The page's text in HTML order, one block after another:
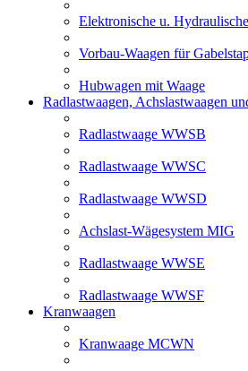
Elektronische u.
Vorbau-Waagen für
Hubwagen mit Waage
Radlastwaagen, Achslastwaagen
Radlastwaage WWSB
Radlastwaage WWSC
Radlastwaage WWSD
Achslast-Wägesystem MIG
Radlastwaage WWSE
Radlastwaage WWSF
Kranwaagen
Kranwaage MCWN